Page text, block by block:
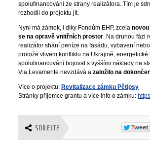
spolufinancování ze strany realizátora. Tím je
rozhodli do projektu jít.
Nyní má zámek, i díky Fondům EHP, zcela
se na opravě vnitřních prostor. Na druhou fázi
realizátor shání peníze na fasádu, vybavení
protože vlivem konfliktu na Ukrajině,
spolufinancování bojovat s vyššími náklady na
Via Levamente nevzdává azaložilo na
Více o projektu: Revitalizace zámku Pětipsy
Stránky příjemce grantu a více info o zámku:
SDÍLEJTE